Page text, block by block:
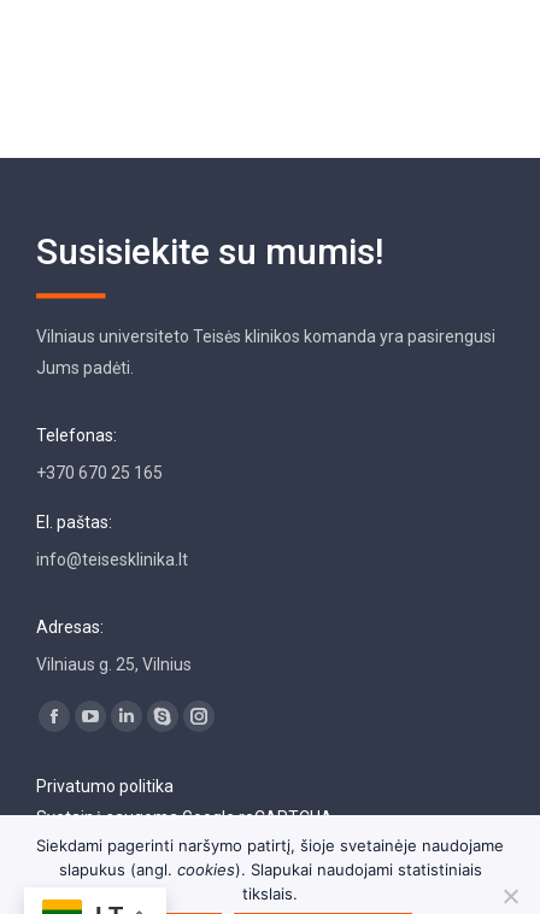
Susisiekite su mumis!
Vilniaus universiteto Teisės klinikos komanda yra pasirengusi
Jums padėti.
Telefonas:
+370 670 25 165
El. paštas:
info@teisesklinika.lt
Adresas:
Vilniaus g. 25, Vilnius
Find us on:
opens
new
opens
new
Linkedin
opens
new
Skype
opens
new
Instagram
new
window
Privatumo politika
Svetainė saugoma Google reCAPTCHA
Siekdami pagerinti naršymo patirtį, šioje svetainėje naudojame
slapukus (angl. cookies). Slapukai naudojami statistiniais
tikslais.